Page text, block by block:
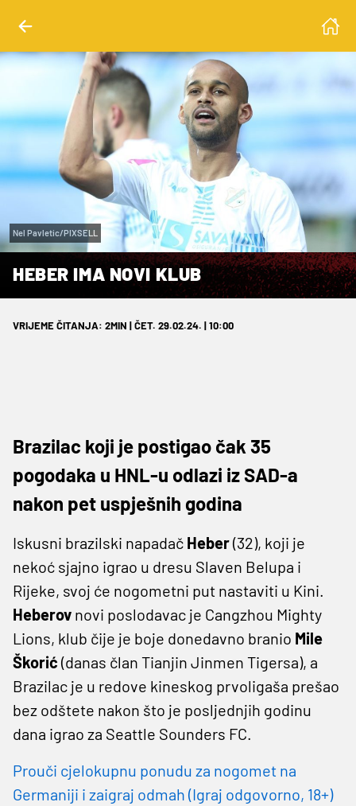
Nel Pavletic/PIXSELL
HEBER IMA NOVI KLUB
VRIJEME ČITANJA: 2MIN | ČET. 29.02.24. | 10:00
Brazilac koji je postigao čak 35
pogodaka u HNL-u odlazi iz SAD-a
nakon pet uspješnih godina
Iskusni brazilski napadač Heber(32), koji je
nekoć sjajno igrao u dresu Slaven Belupa i
Rijeke, svoj će nogometni put nastaviti u Kini.
Heberov novi poslodavac je Cangzhou Mighty
Lions, klub čije je boje donedavno branio Mile
Škorić (danas član Tianjin Jinmen Tigersa), a
Brazilac je u redove kineskog prvoligaša prešao
bez odštete nakon što je posljednjih godinu
dana igrao za Seattle Sounders FC.
Prouči cjelokupnu ponudu za nogomet na
Germaniji i zaigraj odmah (Igraj odgovorno, 18+)